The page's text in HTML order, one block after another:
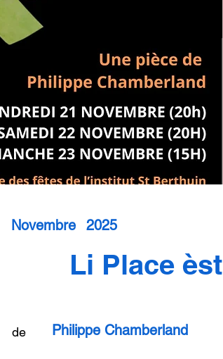
Novembre 2025
Li Place
de Philippe Chamberland